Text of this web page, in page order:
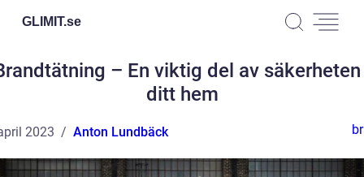
GLIMIT.se
– En viktig del av
ditt hem
2023 Anton Lundbäck